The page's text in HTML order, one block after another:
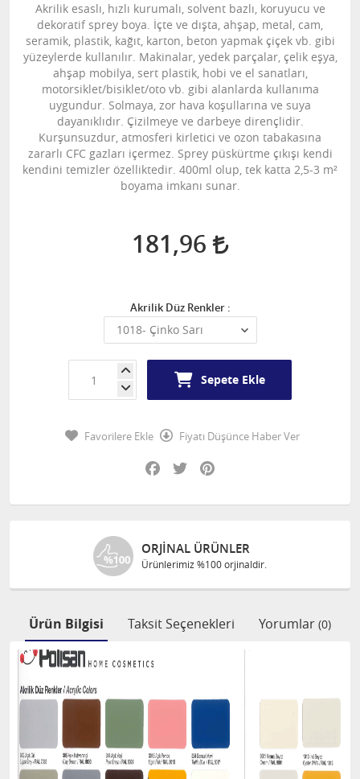
Akrilik esaslı, hızlı kurumalı, solvent bazlı, koruyucu ve
dekoratif sprey boya. İçte ve dışta, ahşap, metal, cam,
seramik, plastik, kağıt, karton, beton yapmak çiçek vb. gibi
yüzeylerde kullanılır. Makinalar, yedek parçalar, çelik eşya,
ahşap mobilya, sert plastik, hobi ve el sanatları,
motorsiklet/bisiklet/oto vb. gibi alanlarda kullanıma
uygundur. Solmaya, zor hava koşullarına ve suya
dayanıklıdır. Çizilmeye ve darbeye dirençlidir.
Kurşunsuzdur, atmosferi kirletici ve ozon tabakasına
zararlı CFC gazları içermez. Sprey püskürtme çıkışı kendi
kendini temizler özelliktedir. 400ml olup, tek katta 2,5-3 m²
boyama imkanı sunar.
181,96
Akrilik Düz Renkler :
Sepete Ekle
Favorilere Ekle
Fiyatı Düşünce Haber Ver
Facebook
Twitter
ÜCRETSIZ KARGO
1000 TL ve üzeri
Ürün Bilgisi Taksit Seçenekleri Yorumlar (0)